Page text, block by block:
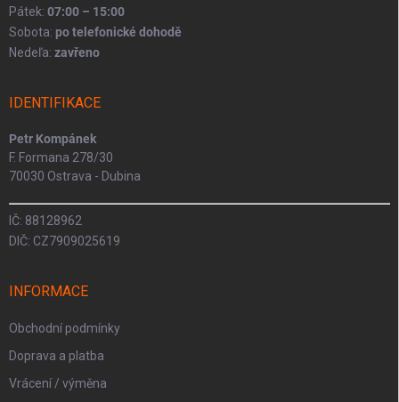
Pátek: 07:00 – 15:00
Sobota: po telefonické dohodě
Nedeľa: zavřeno
IDENTIFIKACE
Petr Kompánek
F. Formana 278/30
70030 Ostrava - Dubina
IČ: 88128962
DIČ: CZ7909025619
INFORMACE
Obchodní podmínky
Doprava a platba
Vrácení / výměna